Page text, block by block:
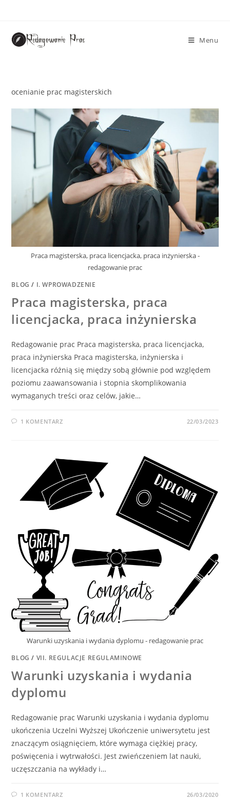
Menu
ocenianie prac magisterskich
Praca magisterska, praca licencjacka, praca inżynierska -
redagowanie prac
BLOG / I. WPROWADZENIE
Praca magisterska, praca
licencjacka, praca inżynierska
Redagowanie prac Praca magisterska, praca licencjacka,
praca inżynierska Praca magisterska, inżynierska i
licencjacka różnią się między sobą głównie pod względem
poziomu zaawansowania i stopnia skomplikowania
wymaganych treści oraz celów, jakie…
1 KOMENTARZ 22/03/2023
Warunki uzyskania i wydania dyplomu - redagowanie prac
BLOG / VII. REGULACJE REGULAMINOWE
Warunki uzyskania i wydania
dyplomu
Redagowanie prac Warunki uzyskania i wydania dyplomu
ukończenia Uczelni Wyższej Ukończenie uniwersytetu jest
znaczącym osiągnięciem, które wymaga ciężkiej pracy,
poświęcenia i wytrwałości. Jest zwieńczeniem lat nauki,
uczęszczania na wykłady i…
1 KOMENTARZ 26/03/2020